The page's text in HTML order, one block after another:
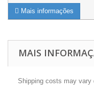
Mais informações
MAIS
Shipping costs may vary